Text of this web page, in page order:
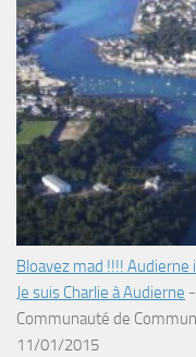
Bloavez mad !!!!
Je suis Charlie à Audierne -
Communauté de
11/01/2015